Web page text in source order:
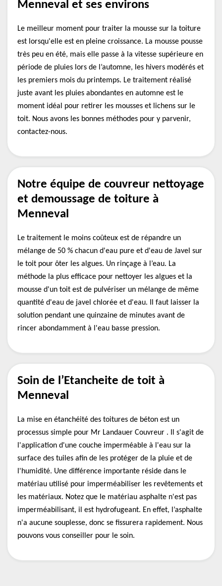
Menneval et ses environs
Le meilleur moment pour traiter la mousse sur la toiture
est lorsqu'elle est en pleine croissance. La mousse pousse
très peu en été, mais elle passe à la vitesse supérieure en
période de pluies lors de l’automne, les hivers modérés et
les premiers mois du printemps. Le traitement réalisé
juste avant les pluies abondantes en automne est le
moment idéal pour retirer les mousses et lichens sur le
toit. Nous avons les bonnes méthodes pour y parvenir,
contactez-nous.
Notre équipe de couvreur nettoyage
et demoussage de toiture à
Menneval
Le traitement le moins coûteux est de répandre un
mélange de 50 % chacun d'eau pure et d'eau de Javel sur
le toit pour ôter les algues. Un rinçage à l’eau. La
méthode la plus efficace pour nettoyer les algues et la
mousse d'un toit est de pulvériser un mélange de même
quantité d'eau de javel chlorée et d'eau. Il faut laisser la
solution pendant une quinzaine de minutes avant de
rincer abondamment à l'eau basse pression.
Soin de l’Etancheite de toit à
Menneval
La mise en étanchéité des toitures de béton est un
processus simple pour Mr Landauer Couvreur . Il s'agit de
l'application d'une couche imperméable à l'eau sur la
surface des tuiles afin de les protéger de la pluie et de
l'humidité. Une différence importante réside dans le
matériau utilisé pour imperméabiliser les revêtements et
les matériaux. Notez que le matériau asphalte n'est pas
imperméabilisant, il est hydrofugeant. En effet, l’asphalte
n'a aucune souplesse, donc se fissurera rapidement. Nous
pouvons vous conseiller pour le soin.